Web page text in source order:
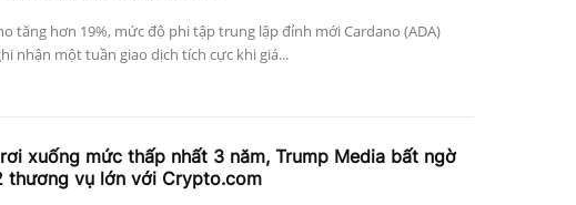
tăng hơn 19%, mức độ phi tập trung lập đỉnh mới Cardano (ADA)
nhận một tuần giao dịch tích cực khi giá...
rơi xuống mức thấp nhất 3 năm, Trump Media bất ngờ
thương vụ lớn với Crypto.com